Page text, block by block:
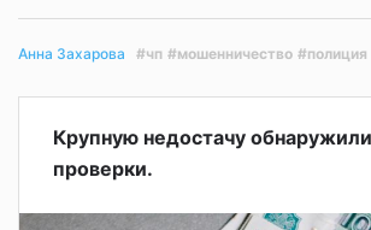
Анна Захарова #чп #мошенничество #полиция
Крупную недостачу
проверки.